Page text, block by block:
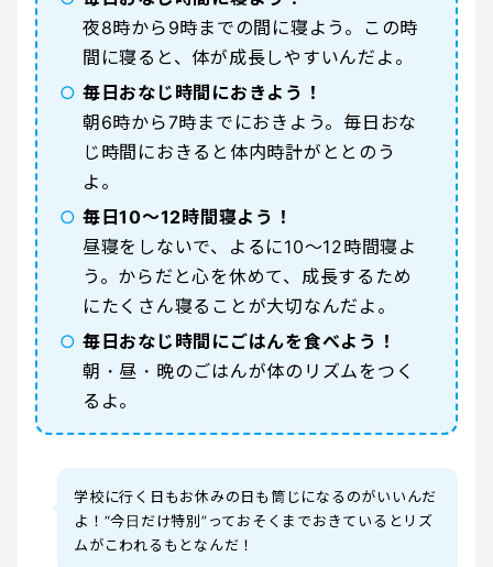
夜8時から9時までの間に寝よう。この時
間に寝ると、体が成長しやすいんだよ。
○ 毎日おなじ時間におきよう！
朝6時から7時までにおきよう。毎日おな
じ時間におきると体内時計がととのう
よ。
○ 毎日10〜12時間寝よう！
昼寝をしないで、よるに10〜12時間寝よ
う。からだと心を休めて、成長するため
にたくさん寝ることが大切なんだよ。
○ 毎日おなじ時間にごはんを食べよう！
朝・昼・晩のごはんが体のリズムをつく
るよ。
学校に行く日もお休みの日も筒じになるのがいいんだ
よ！“今日だけ特別”っておそくまでおきているとリズ
ムがこわれるもとなんだ！